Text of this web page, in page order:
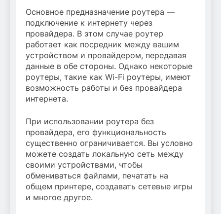
Основное предназначение роутера —
подключение к интернету через
провайдера. В этом случае роутер
работает как посредник между вашим
устройством и провайдером, передавая
данные в обе стороны. Однако некоторые
роутеры, такие как Wi-Fi роутеры, имеют
возможность работы и без провайдера
интернета.
При использовании роутера без
провайдера, его функциональность
существенно ограничивается. Вы условно
можете создать локальную сеть между
своими устройствами, чтобы
обмениваться файлами, печатать на
общем принтере, создавать сетевые игры
и многое другое.